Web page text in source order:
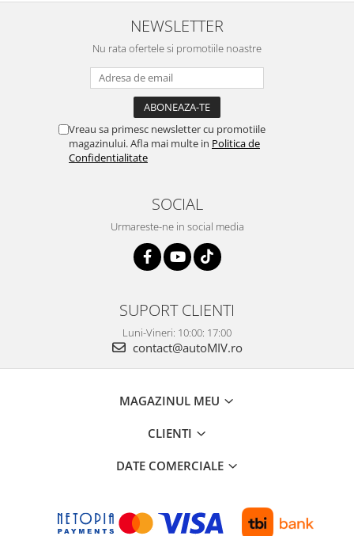
NEWSLETTER
Nu rata ofertele si promotiile noastre
Vreau sa primesc newsletter cu promotiile
magazinului. Afla mai multe in Politica de
Confidentialitate
SOCIAL
Urmareste-ne in social media
SUPORT CLIENTI
Luni-Vineri: 10:00: 17:00
contact@autoMIV.ro
MAGAZINUL MEU
CLIENTI
DATE COMERCIALE